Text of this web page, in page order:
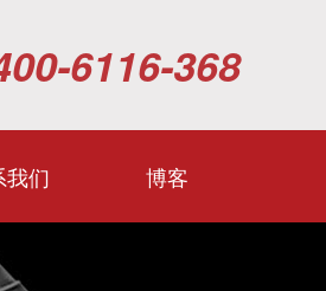
6116-368
我们 博客